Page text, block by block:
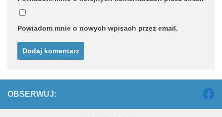
Powiadom mnie o nowych wpisach przez email.
OBSERWUJ: